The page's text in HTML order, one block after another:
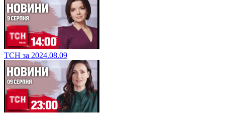
ТСН за 2024.08.09